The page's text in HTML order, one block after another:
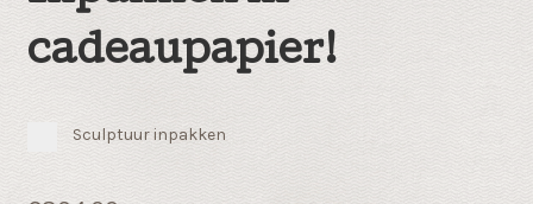
cadeaupapier!
Sculptuur inpakken